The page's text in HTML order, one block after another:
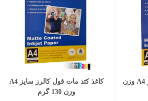
کاغذ گلاسه فول کالرز سایز A4 وزن
افزودن به سبد خرید
کاغذ کتد مات فول کالرز سایز A4
وزن 130 گرم